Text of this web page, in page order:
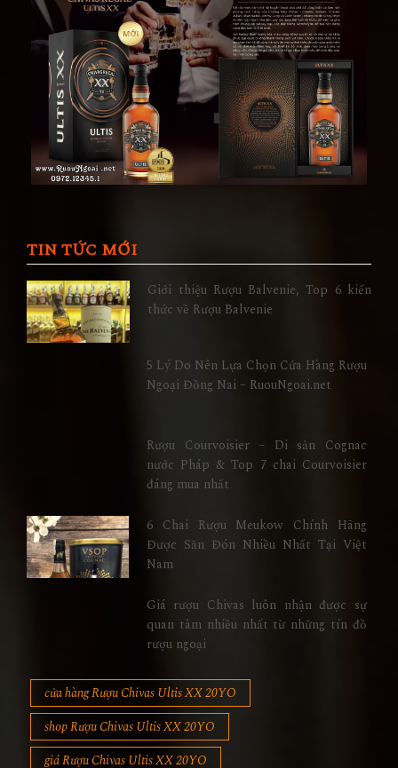
TIN TỨC MỚI
Giới thiệu Rượu Balvenie, Top 6 kiến
thức về Rượu Balvenie
5 Lý Do Nên Lựa Chọn Cửa Hàng Rượu
Ngoại Đồng Nai – RuouNgoai.net
Rượu Courvoisier – Di sản Cognac
nước Pháp & Top 7 chai Courvoisier
đáng mua nhất
6 Chai Rượu Meukow Chính Hãng
Được Săn Đón Nhiều Nhất Tại Việt
Nam
Giá rượu Chivas luôn nhận được sự
quan tâm nhiều nhất từ những tín đồ
rượu ngoại
cửa hàng Rượu Chivas Ultis XX 20YO
shop Rượu Chivas Ultis XX 20YO
giá Rượu Chivas Ultis XX 20YO